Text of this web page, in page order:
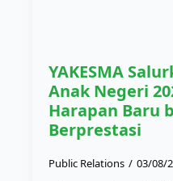
YAKESMA
Anak Negeri
Harapan Baru
Berprestasi
Public Relations 03/08/